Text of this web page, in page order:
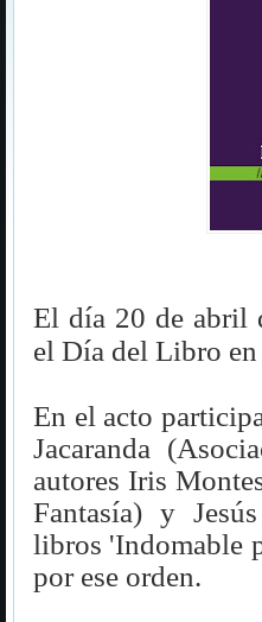
El día 20 de abril
el Día del Libro
En el acto
Jacaranda
autores Iris
Fantasía) y
libros 'Indomable
por ese orden.